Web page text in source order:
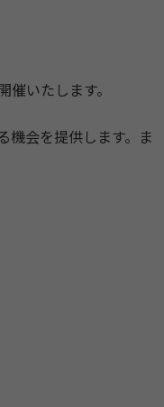
いたします。
機会を提供します。ま